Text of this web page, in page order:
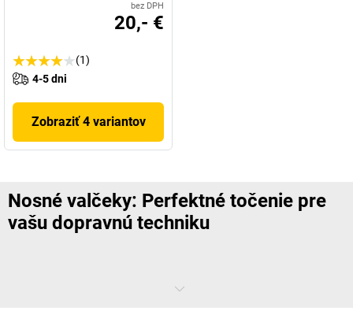
bez DPH
20,- €
(1)
4-5 dni
Zobraziť 4 variantov
Nosné valčeky: Perfektné točenie pre
vašu dopravnú techniku
Najneskôr vtedy, keď váš sklad alebo výrobnú halu vybavíte prvým